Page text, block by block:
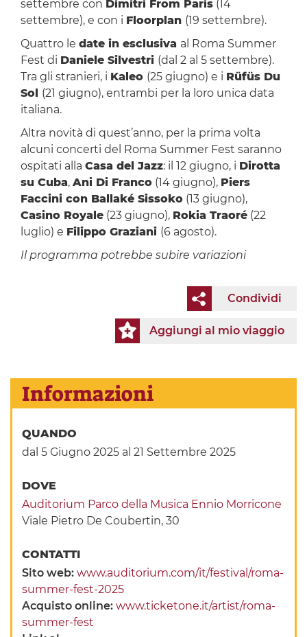
settembre con Dimitri From Paris(14
settembre), e con i Floorplan (19 settembre).
Quattro le date in esclusiva al Roma Summer
Fest di Daniele Silvestri (dal 2 al 5 settembre).
Tra gli stranieri, i Kaleo (25 giugno) e i Rüfüs Du
Sol (21 giugno), entrambi per la loro unica data
italiana.
Altra novità di quest’anno, per la prima volta
alcuni concerti del Roma Summer Fest saranno
ospitati alla Casa del Jazz: il 12 giugno, i Dirotta
su Cuba, Ani Di Franco(14 giugno), Piers
Faccini con Ballaké Sissoko(13 giugno),
Casino Royale(23 giugno), Rokia Traoré(22
luglio) e Filippo Graziani (6 agosto).
Il programma potrebbe subire variazioni
Condividi
Aggiungi al mio viaggio
Informazioni
QUANDO
dal 5 Giugno 2025 al 21 Settembre 2025
DOVE
Auditorium Parco della Musica Ennio Morricone
Viale Pietro De Coubertin, 30
CONTATTI
Sito web:www.auditorium.com/it/festival/roma-
summer-fest-2025
Acquisto online:www.ticketone.it/artist/roma-
summer-fest